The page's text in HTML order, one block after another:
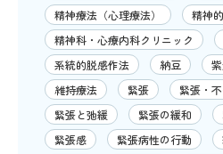
精神療法（心理療法）
精神
精神科・心療内科クリニック
系統的脱感作法
納豆
維持療法
緊張 緊張・
緊張と弛緩
緊張の緩和
緊張感
緊張病性の行動